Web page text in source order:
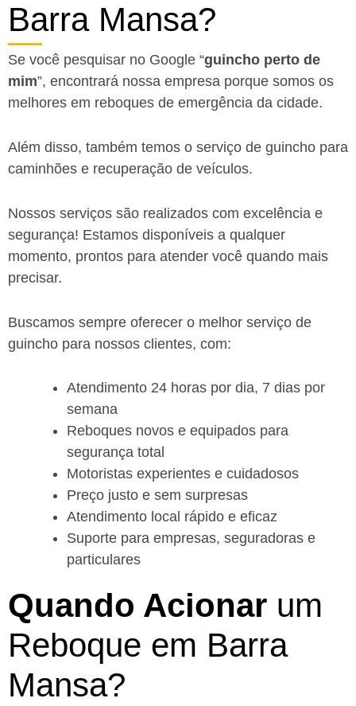
Barra Mansa?
Se você pesquisar no Google “guincho perto de
mim”, encontrará nossa empresa porque somos os
melhores em reboques de emergência da cidade.
Além disso, também temos o serviço de guincho para
caminhões e recuperação de veículos.
Nossos serviços são realizados com excelência e
segurança! Estamos disponíveis a qualquer
momento, prontos para atender você quando mais
precisar.
Buscamos sempre oferecer o melhor serviço de
guincho para nossos clientes, com:
Atendimento 24 horas por dia, 7 dias por
semana
Reboques novos e equipados para
segurança total
Motoristas experientes e cuidadosos
Preço justo e sem surpresas
Atendimento local rápido e eficaz
Suporte para empresas, seguradoras e
particulares
Quando Acionar um
Reboque em Barra
Mansa?